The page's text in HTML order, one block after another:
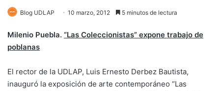
Blog UDLAP 10 marzo, 2012 5 minutos de lectura
Milenio Puebla. “Las Coleccionistas” expone trabajo de
poblanas
El rector de la UDLAP, Luis Ernesto Derbez Bautista,
inauguró la exposición de arte contemporáneo “Las